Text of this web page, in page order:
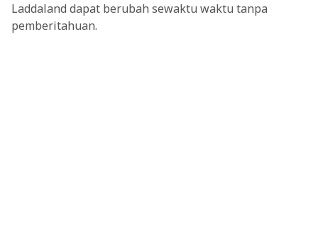
Laddaland dapat berubah sewaktu waktu tanpa
pemberitahuan.